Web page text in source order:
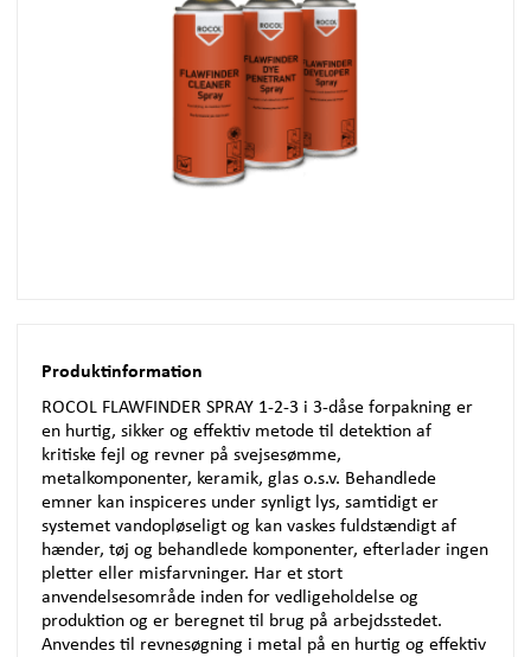
Produktinformation
ROCOL FLAWFINDER SPRAY 1-2-3 i 3-dåse forpakning er
en hurtig, sikker og effektiv metode til detektion af
kritiske fejl og revner på svejsesømme,
metalkomponenter, keramik, glas o.s.v. Behandlede
emner kan inspiceres under synligt lys, samtidigt er
systemet vandopløseligt og kan vaskes fuldstændigt af
hænder, tøj og behandlede komponenter, efterlader ingen
pletter eller misfarvninger. Har et stort
anvendelsesområde inden for vedligeholdelse og
produktion og er beregnet til brug på arbejdsstedet.
Anvendes til revnesøgning i metal på en hurtig og effektiv